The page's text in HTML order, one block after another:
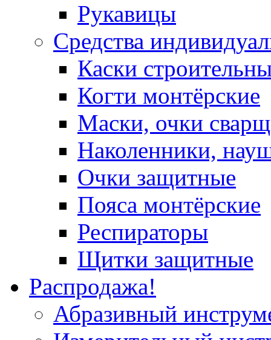
Рукавицы
Средства
Каски
Когти монтёрские
Маски, очки
Наколенники,
Очки защитные
Пояса монтёрские
Респираторы
Щитки защитные
Распродажа!
Абразивный